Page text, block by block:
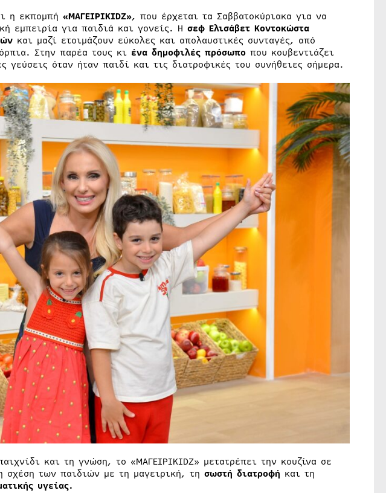
η εκπομπή «ΜΑΓΕΙΡΙKIDZ», που έρχεται τα Σαββατοκύριακα για να
εμπειρία για παιδιά και γονείς. Η σεφ Ελισάβετ Κοντοκώστα
και μαζί ετοιμάζουν εύκολες και απολαυστικές συνταγές, από
Στην παρέα τους κι ένα δημοφιλές πρόσωποπου κουβεντιάζει
γεύσεις όταν ήταν παιδί και τις διατροφικές του συνήθειες σήμερα.
και τη γνώση, το «ΜΑΓΕΙΡΙKIDZ» μετατρέπει την κουζίνα σε
σχέση των παιδιών με τη μαγειρική, τη σωστή διατροφή και τη
υγείας.